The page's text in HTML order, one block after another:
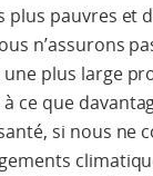
plus pauvres et
n’assurons
plus large
ce que
si nous ne